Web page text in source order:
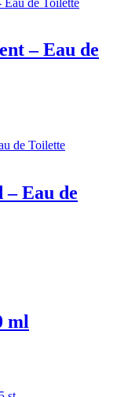
– Eau de
– Eau de
ml